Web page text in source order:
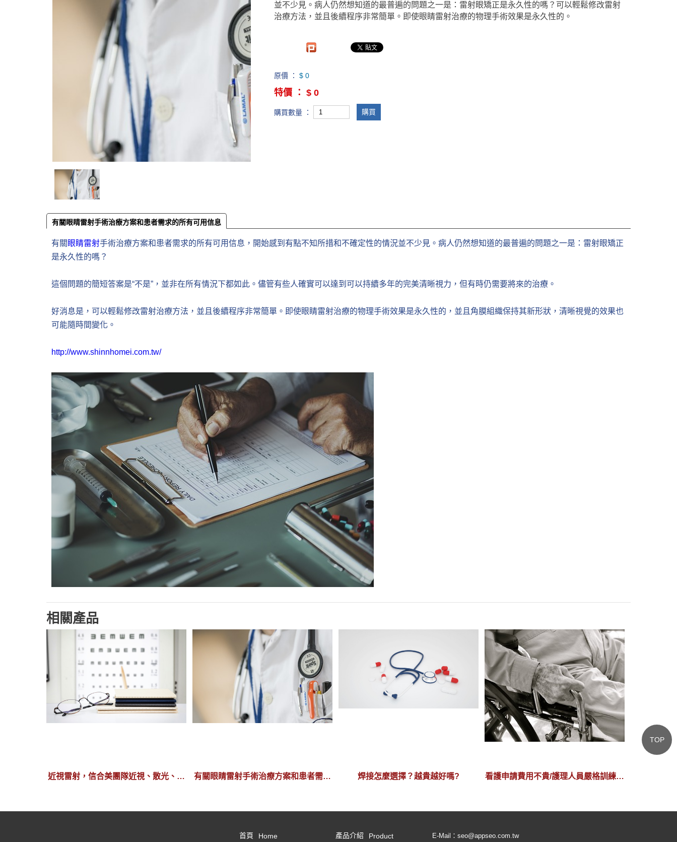
並不少見。病人仍然想知道的最普遍的問題之一是：雷射眼矯正是永久性的嗎？可以輕鬆修改雷射
治療方法，並且後續程序非常簡單。即使眼睛雷射治療的物理手術效果是永久性的。
原價 ： $ 0
特價 ： $ 0
購買數量 ： 購買
有關眼睛雷射手術治療方案和患者需求的所有可用信息
有關 眼睛雷射手術治療方案和患者需求的所有可用信息，開始感到有點不知所措和不確定性的情況並不少見。病人仍然想知道的最普遍的問題之一是：雷射眼矯正
是永久性的嗎？
這個問題的簡短答案是“不是”，並非在所有情況下都如此。儘管有些人確實可以達到可以持續多年的完美清晰視力，但有時仍需要將來的治療。
好消息是，可以輕鬆修改雷射治療方法，並且後續程序非常簡單。即使眼睛雷射治療的物理手術效果是永久性的，並且角膜組織保持其新形狀，清晰視覺的效果也
可能隨時間變化。
http://www.shinnhomei.com.tw/
相關產品
近視雷射，信合美團隊近視、散光、老
有關眼睛雷射手術治療方案和患者需求
焊接怎麼選擇？越貴越好嗎?
看護申請費用不貴/護理人員嚴格訓練挑
TOP
首頁 Home 產品介紹 Product E-Mail： seo@appseo.com.tw